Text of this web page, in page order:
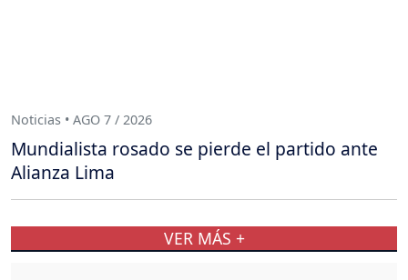
Noticias • AGO 7 / 2026
Mundialista rosado se pierde el partido ante
Alianza Lima
VER MÁS +